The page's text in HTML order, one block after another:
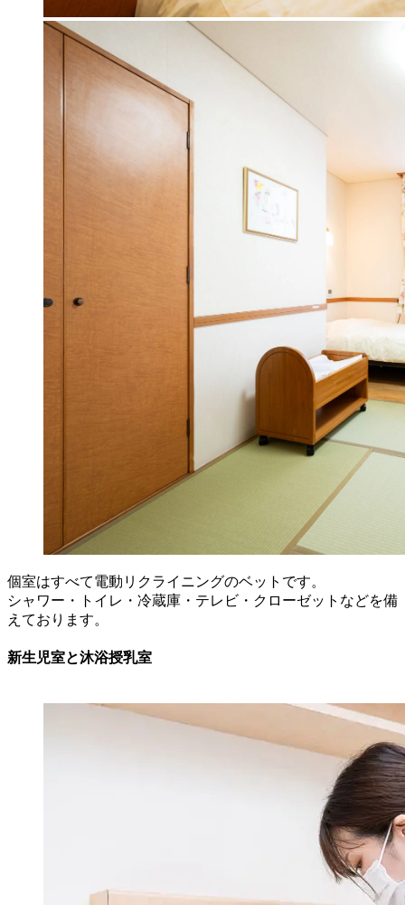
個室はすべて電動リクライニングのベットです。
シャワー・トイレ・冷蔵庫・テレビ・クローゼットなどを備
えております。
新生児室と沐浴授乳室